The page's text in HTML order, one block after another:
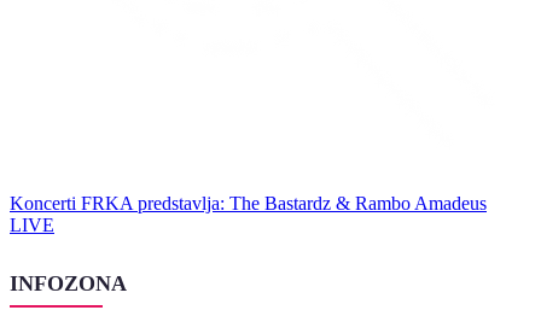
Koncerti FRKA predstavlja: The Bastardz & Rambo Amadeus
LIVE
INFOZONA